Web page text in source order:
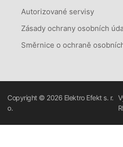
Autorizované servisy
Zásady ochrany osobních
Směrnice o ochraně
Copyright © 2026 Elektro Efekt s. r.
o.